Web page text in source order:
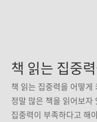
책 읽는 집중
책 읽는 집중력을 어떻
정말 많은 책을 읽어보
집중력이 부족하다고 해